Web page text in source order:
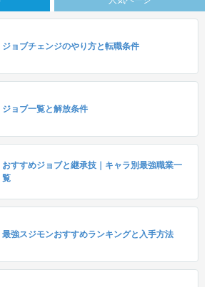
ジョブチェンジのやり方と転職条件
ジョブ一覧と解放条件
おすすめジョブと継承技｜キャラ別最強職業一
覧
最強スジモンおすすめランキングと入手方法